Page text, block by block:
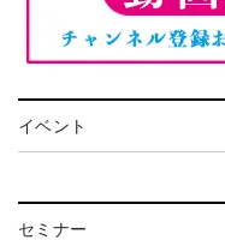
イベント
セミナー